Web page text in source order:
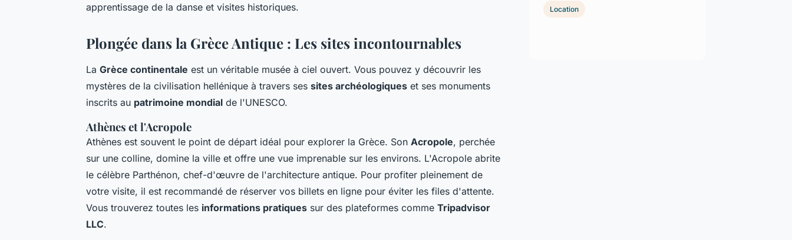
apprentissage de la danse et visites historiques.
Plongée dans la Grèce Antique : Les sites incontournables
La Grèce continentale est un véritable musée à ciel ouvert. Vous pouvez y découvrir les
mystères de la civilisation hellénique à travers ses sites archéologiques et ses monuments
inscrits au patrimoine mondial de l'UNESCO.
Athènes et l'Acropole
Athènes est souvent le point de départ idéal pour explorer la Grèce. Son Acropole, perchée
sur une colline, domine la ville et offre une vue imprenable sur les environs. L'Acropole abrite
le célèbre Parthénon, chef-d'œuvre de l'architecture antique. Pour profiter pleinement de
votre visite, il est recommandé de réserver vos billets en ligne pour éviter les files d'attente.
Vous trouverez toutes les informations pratiques sur des plateformes comme Tripadvisor
LLC.
Location